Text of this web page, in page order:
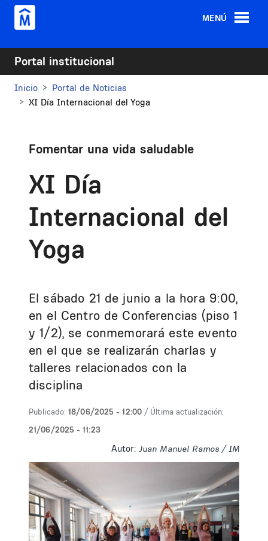
Pasar al contenido principal
MENÚ
Portal institucional
Inicio
Portal de Noticias
XI Día Internacional del Yoga
Fomentar una vida saludable
XI Día
Internacional del
Yoga
El sábado 21 de junio a la hora 9:00,
en el Centro de Conferencias (piso 1
y 1/2), se conmemorará este evento
en el que se realizarán charlas y
talleres relacionados con la
disciplina
Publicado: 18/06/2025 - 12:00 / Última actualización:
21/06/2025 - 11:23
Autor: Juan Manuel Ramos / IM